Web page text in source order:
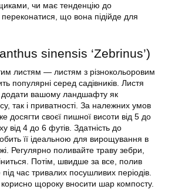
чи має тенденцію до
що вона підійде для
sinensis ‘Zebrinus’)
листям — листям з різнокольоровим
популярні серед садівників. Листя
вашому ландшафту як
так і приватності. За належних умов
досягти своєї пишної висоти від 5 до
від 4 до 6 футів. Здатність до
її ідеальною для вирощування в
Регулярно поливайте траву зебри,
Потім, швидше за все, полив
час тривалих посушливих періодів.
корисно щороку вносити шар компосту.